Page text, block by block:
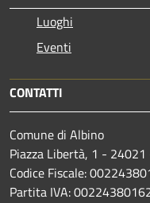
Luoghi
Eventi
CONTATTI
Comune di Albino
Piazza Libertà, 1 -
Codice Fiscale:
Partita IVA: